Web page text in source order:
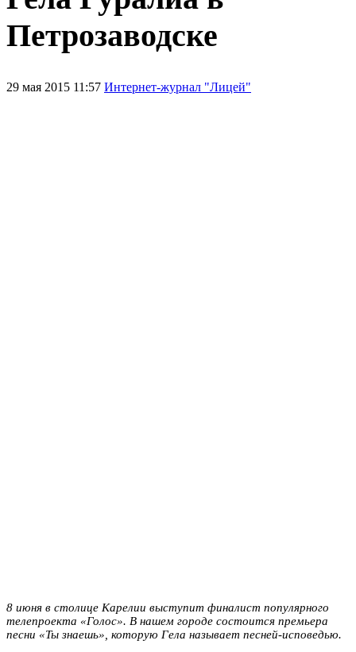
Петрозаводске
29 мая 2015 11:57 Интернет-журнал "Лицей"
8 июня в столице Карелии выступит финалист популярного
телепроекта «Голос». В нашем городе состоится премьера
песни «Ты знаешь», которую Гела называет песней-исповедью.